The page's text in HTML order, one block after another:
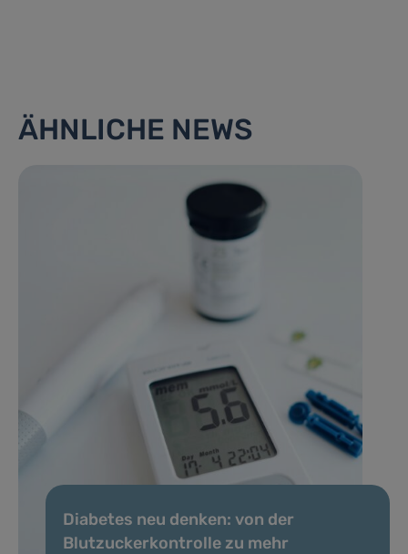
ÄHNLICHE NEWS
Diabetes neu denken: von der
Blutzuckerkontrolle zu mehr